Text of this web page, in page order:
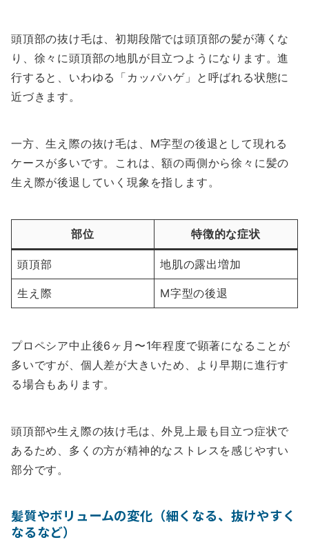
頭頂部の抜け毛は、初期段階では頭頂部の髪が薄くな
り、徐々に頭頂部の地肌が目立つようになります。進
行すると、いわゆる「カッパハゲ」と呼ばれる状態に
近づきます。
一方、生え際の抜け毛は、M字型の後退として現れる
ケースが多いです。これは、額の両側から徐々に髪の
生え際が後退していく現象を指します。
部位 特徴的な症状
頭頂部 地肌の露出増加
生え際 M字型の後退
プロペシア中止後6ヶ月〜1年程度で顕著になることが
多いですが、個人差が大きいため、より早期に進行す
る場合もあります。
頭頂部や生え際の抜け毛は、外見上最も目立つ症状で
あるため、多くの方が精神的なストレスを感じやすい
部分です。
髪質やボリュームの変化（細くなる、抜けやすく
なるなど）